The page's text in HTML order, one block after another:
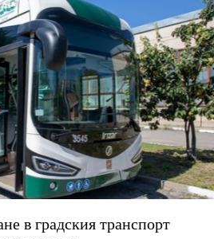
в градския транспорт